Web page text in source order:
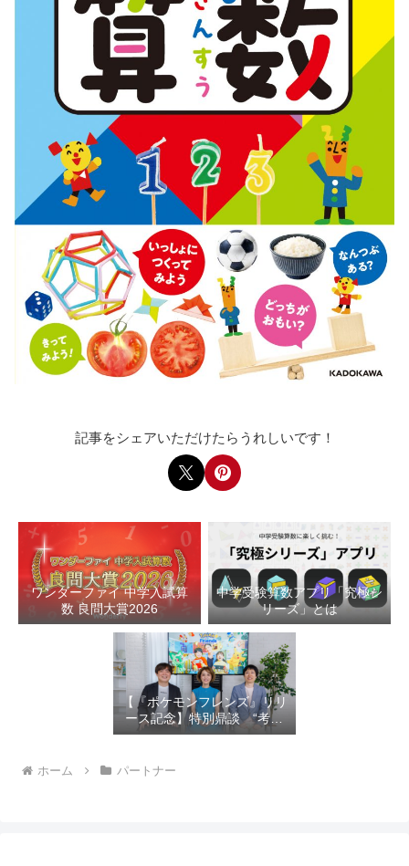
記事をシェアいただけたらうれしいです！
ワンダーファイ 中学入試算
数 良問大賞2026
中学受験算数アプリ「究極シ
リーズ」とは
【『ポケモンフレンズ』リリ
ース記念】特別鼎談 “考え
るって、楽しい！”を育む教
ホーム パートナー